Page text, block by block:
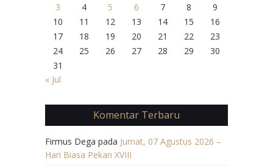
3
4 5 6 7 8
9
10
11 12 13 14 15
16
17
18 19 20 21 22
23
24
25 26 27 28 29
30
31
« Jul
Komentar Terbaru
Firmus Dega pada Jumat, 07 Agustus 2026 –
Hari Biasa Pekan XVIII